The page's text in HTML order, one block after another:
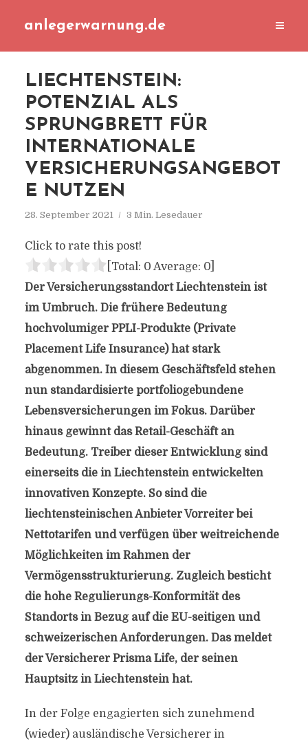
anlegerwarnung.de
LIECHTENSTEIN:
POTENZIAL ALS
SPRUNGBRETT FÜR
INTERNATIONALE
VERSICHERUNGSANGEBOT
E NUTZEN
28. September 2021 3 Min. Lesedauer
Click to rate this post!
[Total: 0 Average: 0]
Der Versicherungsstandort Liechtenstein ist
im Umbruch. Die frühere Bedeutung
hochvolumiger PPLI-Produkte (Private
Placement Life Insurance) hat stark
abgenommen. In diesem Geschäftsfeld stehen
nun standardisierte portfoliogebundene
Lebensversicherungen im Fokus. Darüber
hinaus gewinnt das Retail-Geschäft an
Bedeutung. Treiber dieser Entwicklung sind
einerseits die in Liechtenstein entwickelten
innovativen Konzepte. So sind die
liechtensteinischen Anbieter Vorreiter bei
Nettotarifen und verfügen über weitreichende
Möglichkeiten im Rahmen der
Vermögensstrukturierung. Zugleich besticht
die hohe Regulierungs-Konformität des
Standorts in Bezug auf die EU-seitigen und
schweizerischen Anforderungen. Das meldet
der Versicherer Prisma Life, der seinen
Hauptsitz in Liechtenstein hat.
In der Folge engagierten sich zunehmend
(wieder) ausländische Versicherer in